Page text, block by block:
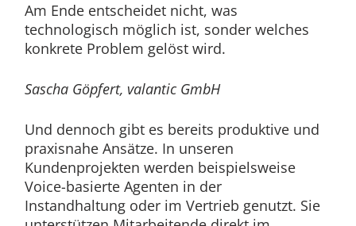
Am Ende entscheidet nicht, was
technologisch möglich ist, sonder welches
konkrete Problem gelöst wird.
Sascha Göpfert, valantic GmbH
Und dennoch gibt es bereits produktive und
praxisnahe Ansätze. In unseren
Kundenprojekten werden beispielsweise
Voice-basierte Agenten in der
Instandhaltung oder im Vertrieb genutzt. Sie